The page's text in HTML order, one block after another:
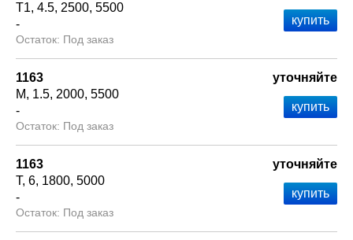
Т1 4.5 2500 5500
-
Под заказ
1163
М
1.5 2000 5500
-
Под заказ
уточняйте
1163
Т 6 1800 5000
-
Под заказ
уточняйте